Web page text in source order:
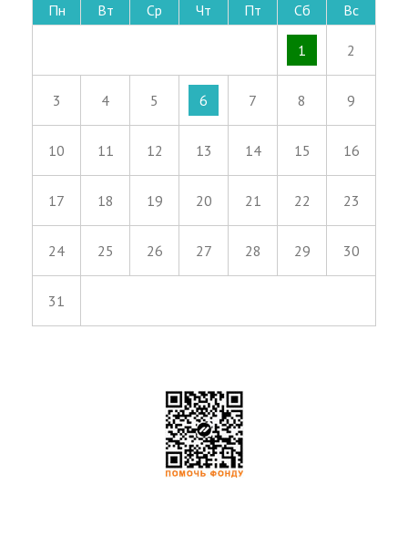
Пн Вт Ср Чт Пт Сб Вс
1 2
3 4 5 6 7 8 9
10 11 12 13 14 15 16
17 18 19 20 21 22 23
24 25 26 27 28 29 30
31